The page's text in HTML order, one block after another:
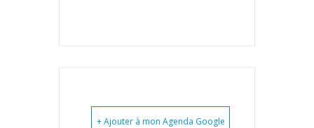
+ Ajouter à mon Agenda Google